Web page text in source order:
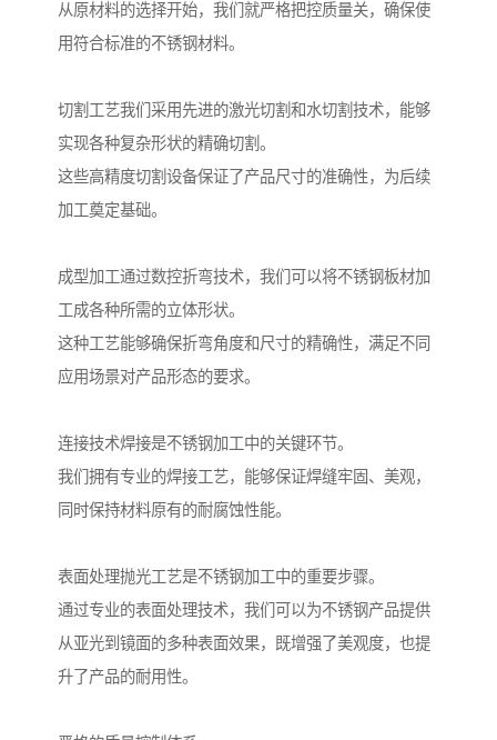
从原材料的选择开始，我们就严格把控质量关，确保使
用符合标准的不锈钢材料。
切割工艺我们采用先进的激光切割和水切割技术，能够
实现各种复杂形状的精确切割。
这些高精度切割设备保证了产品尺寸的准确性，为后续
加工奠定基础。
成型加工通过数控折弯技术，我们可以将不锈钢板材加
工成各种所需的立体形状。
这种工艺能够确保折弯角度和尺寸的精确性，满足不同
应用场景对产品形态的要求。
连接技术焊接是不锈钢加工中的关键环节。
我们拥有专业的焊接工艺，能够保证焊缝牢固、美观，
同时保持材料原有的耐腐蚀性能。
表面处理抛光工艺是不锈钢加工中的重要步骤。
通过专业的表面处理技术，我们可以为不锈钢产品提供
从亚光到镜面的多种表面效果，既增强了美观度，也提
升了产品的耐用性。